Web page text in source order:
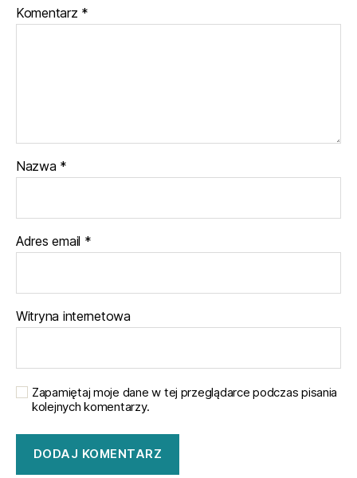
Komentarz *
Nazwa *
Adres email *
Witryna internetowa
Zapamiętaj moje dane w tej przeglądarce podczas pisania
kolejnych komentarzy.